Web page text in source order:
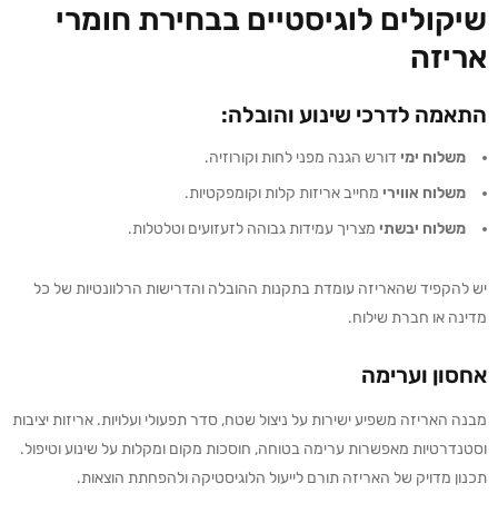
שיקולים לוגיסטיים בבחירת חומרי
אריזה
התאמה לדרכי שינוע והובלה:
משלוח ימי דורש הגנה מפני לחות וקורוזיה.
משלוח אווירי מחייב אריזות קלות וקומפקטיות.
משלוח יבשתי מצריך עמידות גבוהה לזעזועים וטלטלות.
יש להקפיד שהאריזה עומדת בתקנות ההובלה והדרישות הרלוונטיות של כל
מדינה או חברת שילוח.
אחסון וערימה
מבנה האריזה משפיע ישירות על ניצול שטח, סדר תפעולי ועלויות. אריזות יציבות
וסטנדרטיות מאפשרות ערימה בטוחה, חוסכות מקום ומקלות על שינוע וטיפול.
תכנון מדויק של האריזה תורם לייעול הלוגיסטיקה ולהפחתת הוצאות.